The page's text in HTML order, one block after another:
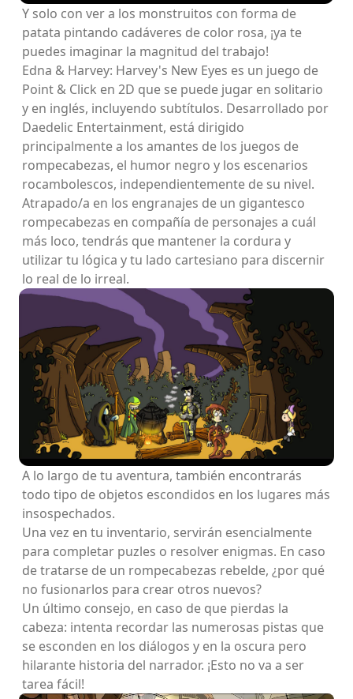
Y solo con ver a los monstruitos con forma de
patata pintando cadáveres de color rosa, ¡ya te
puedes imaginar la magnitud del trabajo!
Edna & Harvey: Harvey's New Eyes es un juego de
Point & Click en 2D que se puede jugar en solitario
y en inglés, incluyendo subtítulos. Desarrollado por
Daedelic Entertainment, está dirigido
principalmente a los amantes de los juegos de
rompecabezas, el humor negro y los escenarios
rocambolescos, independientemente de su nivel.
Atrapado/a en los engranajes de un gigantesco
rompecabezas en compañía de personajes a cuál
más loco, tendrás que mantener la cordura y
utilizar tu lógica y tu lado cartesiano para discernir
lo real de lo irreal.
A lo largo de tu aventura, también encontrarás
todo tipo de objetos escondidos en los lugares más
insospechados.
Una vez en tu inventario, servirán esencialmente
para completar puzles o resolver enigmas. En caso
de tratarse de un rompecabezas rebelde, ¿por qué
no fusionarlos para crear otros nuevos?
Un último consejo, en caso de que pierdas la
cabeza: intenta recordar las numerosas pistas que
se esconden en los diálogos y en la oscura pero
hilarante historia del narrador. ¡Esto no va a ser
tarea fácil!